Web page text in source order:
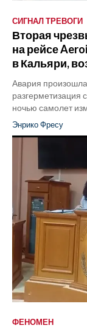
СИГНАЛ ТРЕВОГИ
Вторая
на рейсе
в Кальяри,
Авария
разгерметизация
ночью самолет
Энрико Фресу
ФЕНОМЕН